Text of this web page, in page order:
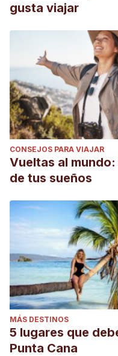
gusta viajar
CONSEJOS PARA VIAJAR
Vueltas al
de tus sueños
MÁS DESTINOS
5 lugares que
Punta Cana